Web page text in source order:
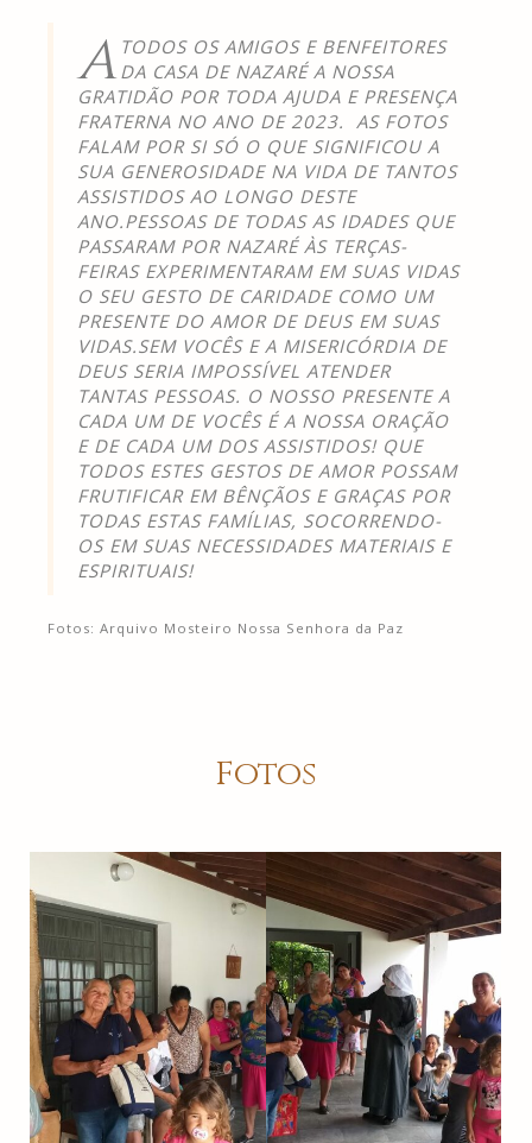
A TODOS OS AMIGOS E BENFEITORES
DA CASA DE NAZARÉ A NOSSA
GRATIDÃO POR TODA AJUDA E PRESENÇA
FRATERNA NO ANO DE 2023. AS FOTOS
FALAM POR SI SÓ O QUE SIGNIFICOU A
SUA GENEROSIDADE NA VIDA DE TANTOS
ASSISTIDOS AO LONGO DESTE
ANO.PESSOAS DE TODAS AS IDADES QUE
PASSARAM POR NAZARÉ ÀS TERÇAS-
FEIRAS EXPERIMENTARAM EM SUAS VIDAS
O SEU GESTO DE CARIDADE COMO UM
PRESENTE DO AMOR DE DEUS EM SUAS
VIDAS.SEM VOCÊS E A MISERICÓRDIA DE
DEUS SERIA IMPOSSÍVEL ATENDER
TANTAS PESSOAS. O NOSSO PRESENTE A
CADA UM DE VOCÊS É A NOSSA ORAÇÃO
E DE CADA UM DOS ASSISTIDOS! QUE
TODOS ESTES GESTOS DE AMOR POSSAM
FRUTIFICAR EM BÊNÇÃOS E GRAÇAS POR
TODAS ESTAS FAMÍLIAS, SOCORRENDO-
OS EM SUAS NECESSIDADES MATERIAIS E
ESPIRITUAIS!
Fotos: Arquivo Mosteiro Nossa Senhora da Paz
Fotos